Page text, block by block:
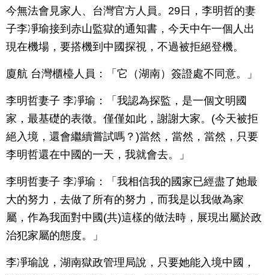
今無法會見家人、台灣官方人員。29日，李明哲的妻
子李凈瑜接到赤山監獄的通知書，今天中午一個人出
現在機場，要搭機到中國探視，不過被拒絕登機。
廈航 台灣櫃檯人員：「它（湖南）簽證處不同意。」
李明哲妻子 李凈瑜：「我認為探監，是一個文明國
家，最基礎的表徵。僅僅如此，謝謝大家。(今天被拒
絕入境，還會繼續嘗試嗎？)當然，當然，當然，只要
李明哲還在中國的一天，我就會去。」
李明哲妻子 李凈瑜：「我相信我的國家已經盡了她最
大的努力，去做了所有的努力，而我是以我做為家
屬，作為我面對中國(共)這樣的做法時，展現出屬於政
治犯家屬的態度。」
李凈瑜說，湖南獄政管理局說，只要她能入境中國，